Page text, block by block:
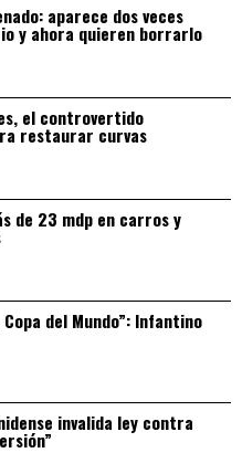
aparece dos veces
y ahora quieren borrarlo
el controvertido
restaurar curvas
de 23 mdp en carros y
del Mundo”: Infantino
invalida ley contra